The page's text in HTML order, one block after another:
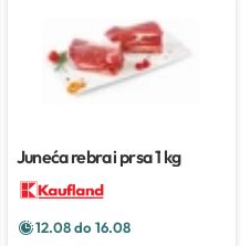
Juneća rebra i prsa1 kg
12.08 do 16.08